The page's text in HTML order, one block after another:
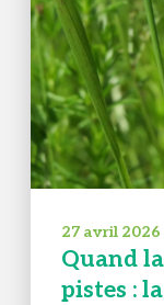
27 avril 2026
Quand
pistes :